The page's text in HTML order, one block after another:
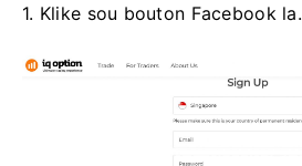
1. Klike sou bouton Facebook la.